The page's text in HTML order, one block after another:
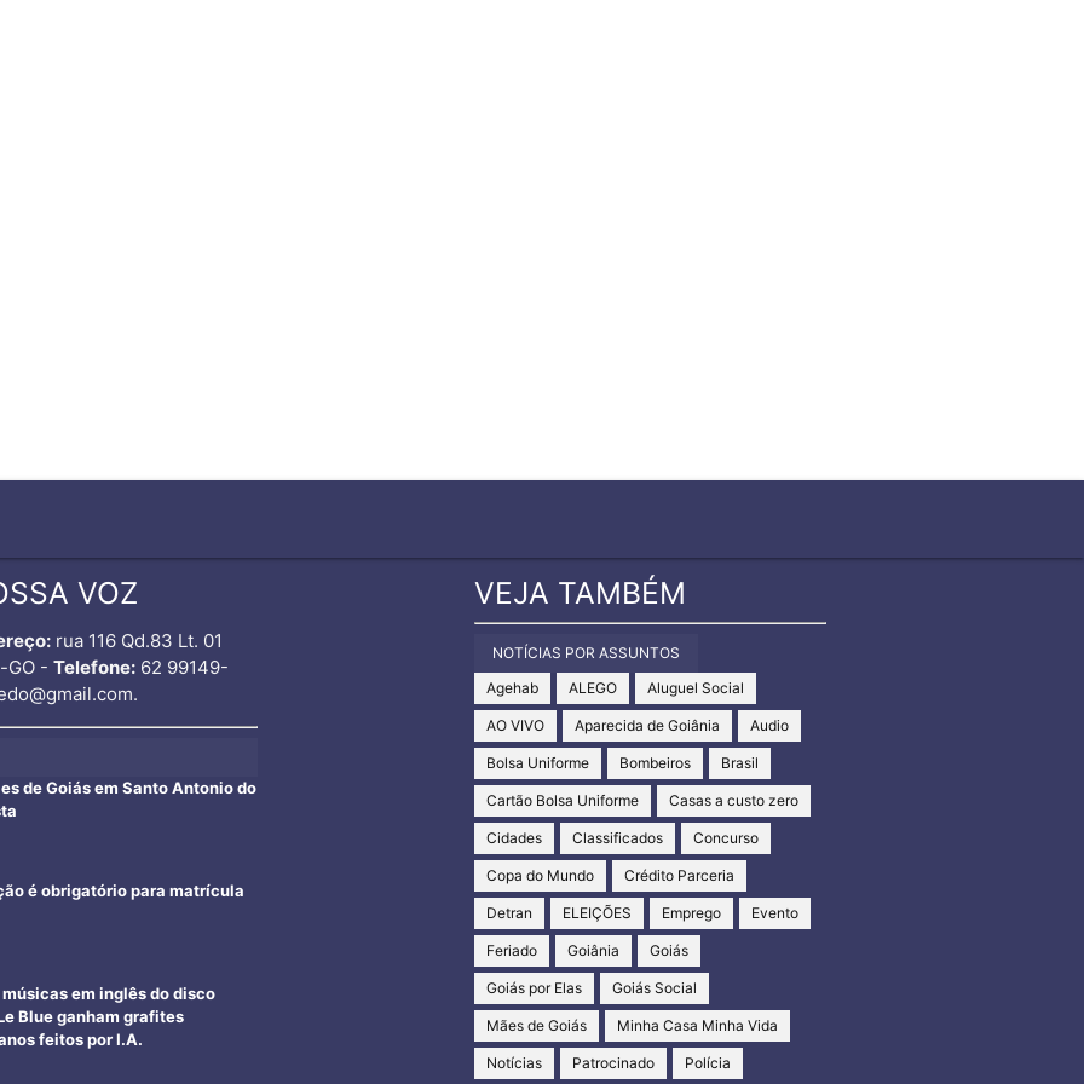
VOZ
rua 116 Qd.83 Lt. 01
GO - Telefone:62 99149-
de Goiás em Santo Antonio do
é obrigatório para matrícula
em inglês do disco
Blue ganham grafites
feitos por I.A.
VEJA TAMBÉM
NOTÍCIAS POR ASSUNTOS
Agehab
ALEGO Aluguel Social
AO VIVO Aparecida de Goiânia Audio
Bolsa Uniforme Bombeiros Brasil
Cartão Bolsa Uniforme Casas a custo zero
Cidades Classificados Concurso
Copa do Mundo Crédito Parceria
Detran ELEIÇÕES Emprego Evento
Feriado Goiânia Goiás
Goiás por Elas Goiás Social
Mães de Goiás Minha Casa Minha Vida
Notícias Patrocinado Polícia